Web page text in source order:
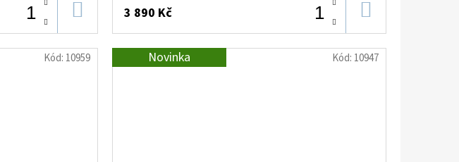
KOŠÍKU
3 890 Kč
KOŠÍKU
Kód: 10959 Novinka Kód: 10947